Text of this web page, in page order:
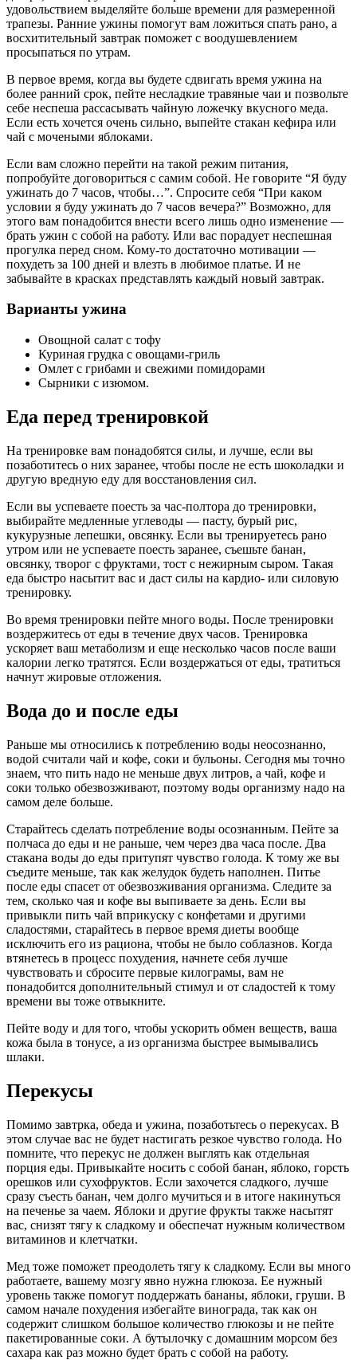
удовольствием выделяйте больше времени для размеренной
трапезы. Ранние ужины помогут вам ложиться спать рано, а
восхитительный завтрак поможет с воодушевлением
просыпаться по утрам.
В первое время, когда вы будете сдвигать время ужина на
более ранний срок, пейте несладкие травяные чаи и позвольте
себе неспеша рассасывать чайную ложечку вкусного меда.
Если есть хочется очень сильно, выпейте стакан кефира или
чай с мочеными яблоками.
Если вам сложно перейти на такой режим питания,
попробуйте договориться с самим собой. Не говорите “Я буду
ужинать до 7 часов, чтобы…”. Спросите себя “При каком
условии я буду ужинать до 7 часов вечера?” Возможно, для
этого вам понадобится внести всего лишь одно изменение —
брать ужин с собой на работу. Или вас порадует неспешная
прогулка перед сном. Кому-то достаточно мотивации —
похудеть за 100 дней и влезть в любимое платье. И не
забывайте в красках представлять каждый новый завтрак.
Варианты ужина
Овощной салат с тофу
Куриная грудка с овощами-гриль
Омлет с грибами и свежими помидорами
Сырники с изюмом.
Еда перед тренировкой
На тренировке вам понадобятся силы, и лучше, если вы
позаботитесь о них заранее, чтобы после не есть шоколадки и
другую вредную еду для восстановления сил.
Если вы успеваете поесть за час-полтора до тренировки,
выбирайте медленные углеводы — пасту, бурый рис,
кукурузные лепешки, овсянку. Если вы тренируетесь рано
утром или не успеваете поесть заранее, съешьте банан,
овсянку, творог с фруктами, тост с нежирным сыром. Такая
еда быстро насытит вас и даст силы на кардио- или силовую
тренировку.
Во время тренировки пейте много воды. После тренировки
воздержитесь от еды в течение двух часов. Тренировка
ускоряет ваш метаболизм и еще несколько часов после ваши
калории легко тратятся. Если воздержаться от еды, тратиться
начнут жировые отложения.
Вода до и после еды
Раньше мы относились к потреблению воды неосознанно,
водой считали чай и кофе, соки и бульоны. Сегодня мы точно
знаем, что пить надо не меньше двух литров, а чай, кофе и
соки только обезвозживают, поэтому воды организму надо на
самом деле больше.
Старайтесь сделать потребление воды осознанным. Пейте за
полчаса до еды и не раньше, чем через два часа после. Два
стакана воды до еды притупят чувство голода. К тому же вы
съедите меньше, так как желудок будеть наполнен. Питье
после еды спасет от обезвозживания организма. Следите за
тем, сколько чая и кофе вы выпиваете за день. Если вы
привыкли пить чай вприкуску с конфетами и другими
сладостями, старайтесь в первое время диеты вообще
исключить его из рациона, чтобы не было соблазнов. Когда
втянетесь в процесс похудения, начнете себя лучше
чувствовать и сбросите первые килограмы, вам не
понадобится дополнительный стимул и от сладостей к тому
времени вы тоже отвыкните.
Пейте воду и для того, чтобы ускорить обмен веществ, ваша
кожа была в тонусе, а из организма быстрее вымывались
шлаки.
Перекусы
Помимо завтрка, обеда и ужина, позаботьтесь о перекусах. В
этом случае вас не будет настигать резкое чувство голода. Но
помните, что перекус не должен выглять как отдельная
порция еды. Привыкайте носить с собой банан, яблоко, горсть
орешков или сухофруктов. Если захочется сладкого, лучше
сразу съесть банан, чем долго мучиться и в итоге накинуться
на печенье за чаем. Яблоки и другие фрукты также насытят
вас, снизят тягу к сладкому и обеспечат нужным количеством
витаминов и клетчатки.
Мед тоже поможет преодолеть тягу к сладкому. Если вы много
работаете, вашему мозгу явно нужна глюкоза. Ее нужный
уровень также помогут поддержать бананы, яблоки, груши. В
самом начале похудения избегайте винограда, так как он
содержит слишком большое количество глюкозы и не пейте
пакетированные соки. А бутылочку с домашним морсом без
сахара как раз можно будет брать с собой на работу.